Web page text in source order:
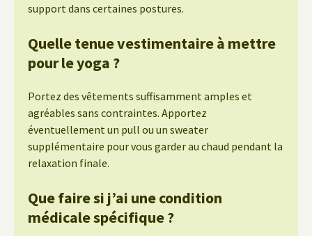
support dans certaines postures.
Quelle tenue vestimentaire à mettre
pour le yoga ?
Portez des vêtements suffisamment amples et
agréables sans contraintes. Apportez
éventuellement un pull ou un sweater
supplémentaire pour vous garder au chaud pendant la
relaxation finale.
Que faire si j’ai une condition
médicale spécifique ?